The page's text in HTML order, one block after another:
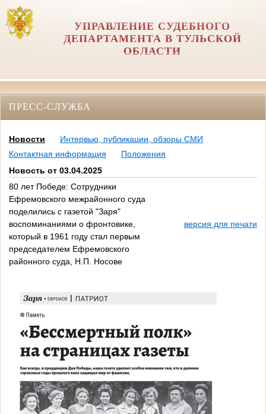
УПРАВЛЕНИЕ СУДЕБНОГО
ДЕПАРТАМЕНТА В ТУЛЬСКОЙ
ОБЛАСТИ
ПРЕСС-СЛУЖБА
Новости
Интервью, публикации, обзоры СМИ
Контактная информация
Положения
Новость от 03.04.2025
80 лет Победе: Сотрудники
Ефремовского межрайонного суда
поделились с газетой "Заря"
воспоминаниями о фронтовике,
который в 1961 году стал первым
председателем Ефремовского
районного суда, Н.П. Носове
версия для печати